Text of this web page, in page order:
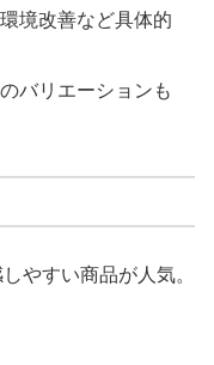
境改善など具体的
バリエーションも
やすい商品が人気。